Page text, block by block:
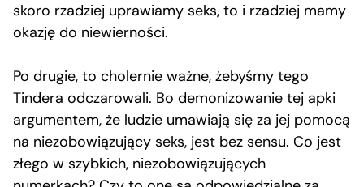
skoro rzadziej uprawiamy seks, to i rzadziej mamy
okazję do niewierności.
Po drugie, to cholernie ważne, żebyśmy tego
Tindera odczarowali. Bo demonizowanie tej apki
argumentem, że ludzie umawiają się za jej pomocą
na niezobowiązujący seks, jest bez sensu. Co jest
złego w szybkich, niezobowiązujących